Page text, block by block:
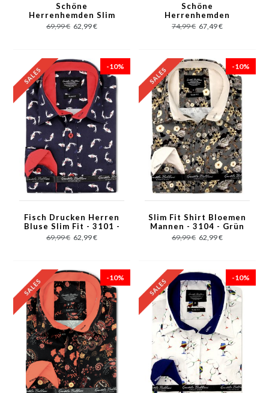
Schöne
Herrenhemden Slim
Fit -3103 - Schwarz
69,99 € 62,99 €
Schöne
Herrenhemden
Fahrraddruck -3107 -
Braun
74,99 € 67,49 €
-10%
Fisch Drucken Herren
Bluse Slim Fit - 3101 -
Blau
69,99 € 62,99 €
-10%
Slim Fit Shirt Bloemen
Mannen - 3104 - Grün
69,99 € 62,99 €
-10% -10%